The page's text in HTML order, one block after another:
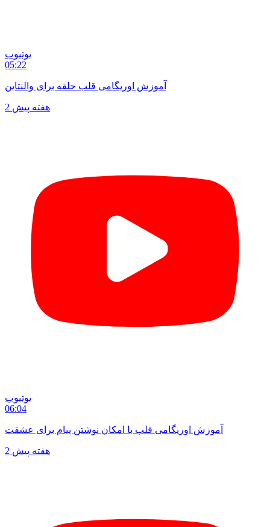
یوتیوب
05:22
آموزش اوریگامی قلب حلقه برای والنتاین
2 هفته پیش
یوتیوب
06:04
آموزش اوریگامی قلب با امکان نوشتن پیام برای عشقت
2 هفته پیش